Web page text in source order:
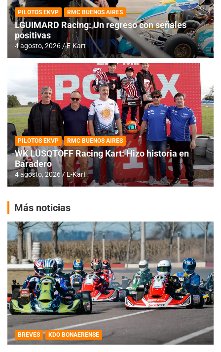
PILOTOS EKVP RMC BUENOS AIRES
LGUIMARD Racing: Un regreso con señales
positivas
4 agosto, 2026 E-Kart
PILOTOS EKVP RMC BUENOS AIRES
WK LÜSQTOFF Racing Kart: Hizo historia en
Baradero
4 agosto, 2026 E-Kart
Más noticias
BREVES KDO BONAERENSE